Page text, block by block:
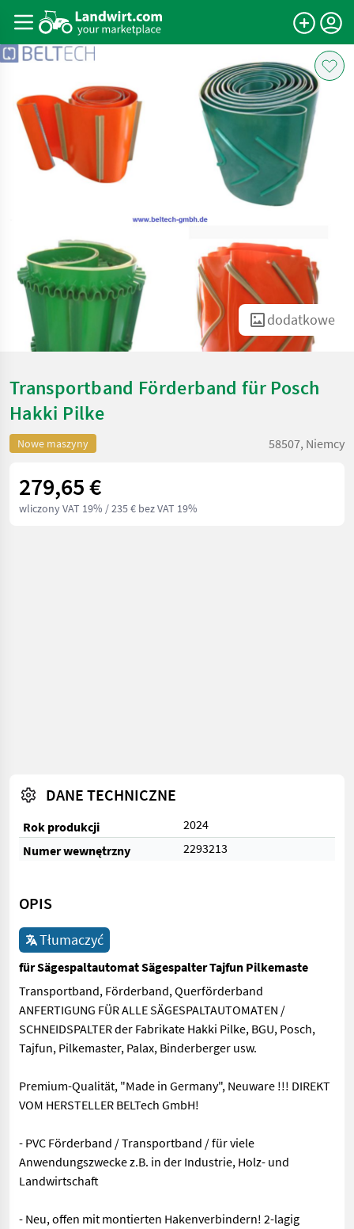
dodatkowe
Transportband Förderband für Posch
Hakki Pilke
Nowe maszyny 58507, Niemcy
279,65 €
wliczony VAT 19% / 235 € bez VAT 19%
DANE TECHNICZNE
Rok produkcji
2024
Numer wewnętrzny
2293213
OPIS
Tłumaczyć
für Sägespaltautomat Sägespalter Tajfun Pilkemaste
Transportband, Förderband, Querförderband
ANFERTIGUNG FÜR ALLE SÄGESPALTAUTOMATEN /
SCHNEIDSPALTER der Fabrikate Hakki Pilke, BGU, Posch,
Tajfun, Pilkemaster, Palax, Binderberger usw.
Premium-Qualität, "Made in Germany", Neuware !!! DIREKT
VOM HERSTELLER BELTech GmbH!
- PVC Förderband / Transportband / für viele
Anwendungszwecke z.B. in der Industrie, Holz- und
Landwirtschaft
- Neu, offen mit montierten Hakenverbindern! 2-lagig